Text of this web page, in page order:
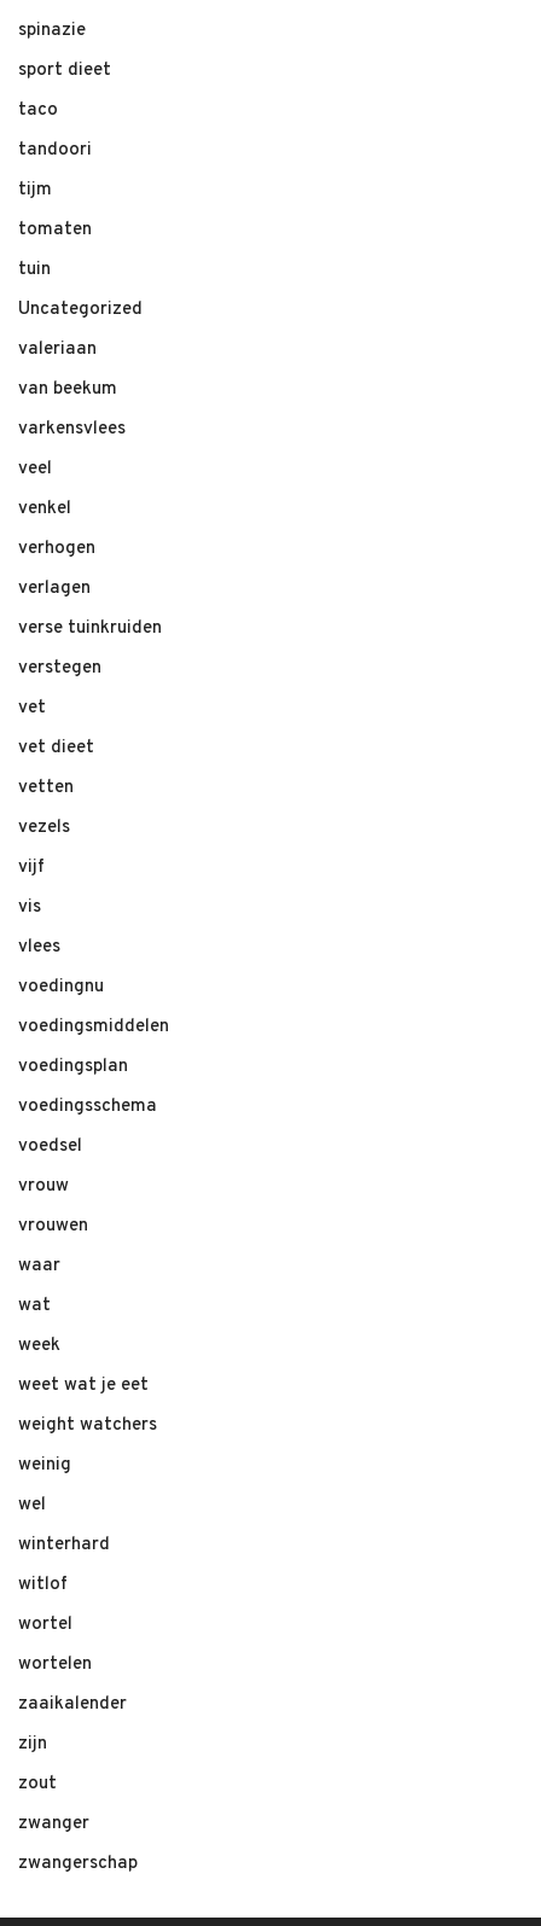
spinazie
sport dieet
taco
tandoori
tijm
tomaten
tuin
Uncategorized
valeriaan
van beekum
varkensvlees
veel
venkel
verhogen
verlagen
verse tuinkruiden
verstegen
vet
vet dieet
vetten
vezels
vijf
vis
vlees
voedingnu
voedingsmiddelen
voedingsplan
voedingsschema
voedsel
vrouw
vrouwen
waar
wat
week
weet wat je eet
weight watchers
weinig
wel
winterhard
witlof
wortel
wortelen
zaaikalender
zijn
zout
zwanger
zwangerschap